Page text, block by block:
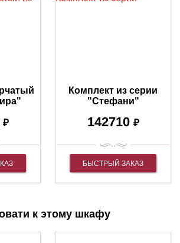
₽
Комплект из серии
"Стефани"
142710 ₽
БЫСТРЫЙ ЗАКАЗ
к этому шкафу